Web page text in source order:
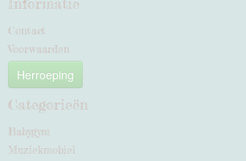
Contact
Voorwaarden
Herroeping
Categorieën
Babygym
Muziekmobiel